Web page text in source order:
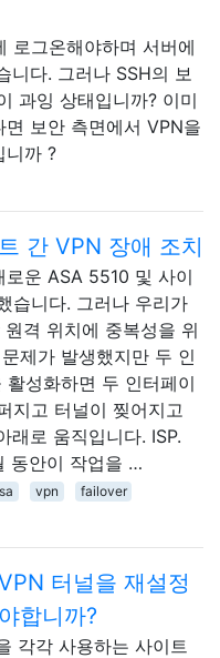
로그온해야하며 서버에
니다. 그러나 SSH의 보
과잉 상태입니까? 이미
보안 측면에서 VPN을
니까 ?
간 VPN 장애 조치
운 ASA 5510 및 사이
습니다. 그러나 우리가
격 위치에 중복성을 위
제가 발생했지만 두 인
성화하면 두 인터페이
지고 터널이 찢어지고
래로 움직입니다. ISP.
동안이 작업을 …
vpn
failover
터널을 재설정
합니까?
각각 사용하는 사이트